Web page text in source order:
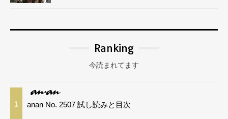
Ranking
今読まれてます
1 anan No. 2507 試し読みと目次